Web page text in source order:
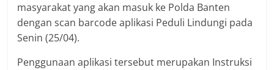
masyarakat yang akan masuk ke Polda Banten
dengan scan barcode aplikasi Peduli Lindungi pada
Senin (25/04).
Penggunaan aplikasi tersebut merupakan Instruksi